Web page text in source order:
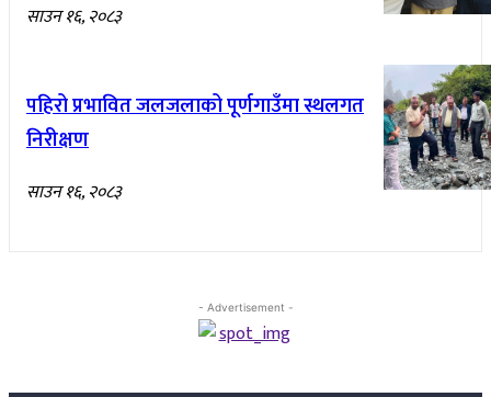
साउन १६, २०८३
पहिरो प्रभावित जलजलाको पूर्णगाउँमा स्थलगत
निरीक्षण
साउन १६, २०८३
- Advertisement -